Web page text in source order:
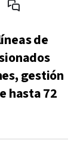
de
gestión
hasta 72